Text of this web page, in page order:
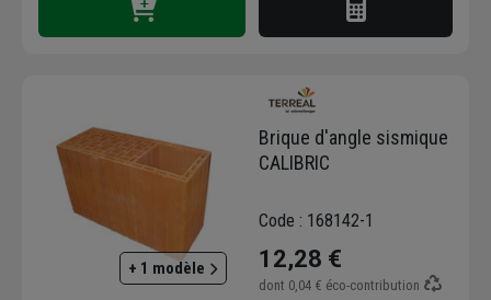
+ 1 modèle
Brique d'angle sismique
CALIBRIC
Code : 168142-1
12,28 €
dont 0,04 € éco-contribution